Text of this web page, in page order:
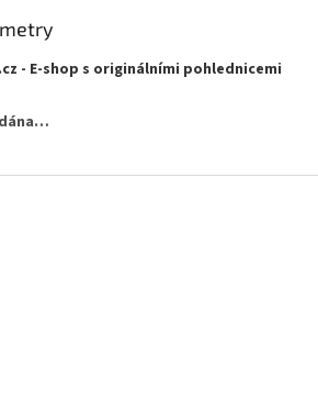
- E-shop s originálními pohlednicemi